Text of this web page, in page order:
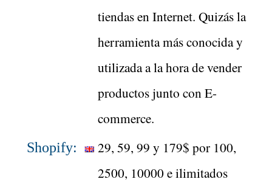
tiendas en Internet. Quizás la
herramienta más conocida y
utilizada a la hora de vender
productos junto con E-
commerce.
Shopify:
29, 59, 99 y 179$ por 100,
2500, 10000 e ilimitados